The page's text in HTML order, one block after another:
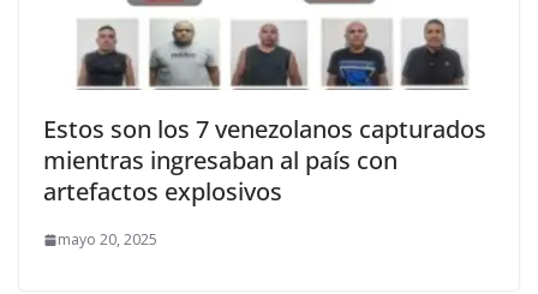
Estos son los 7 venezolanos capturados
mientras ingresaban al país con
artefactos explosivos
mayo 20, 2025